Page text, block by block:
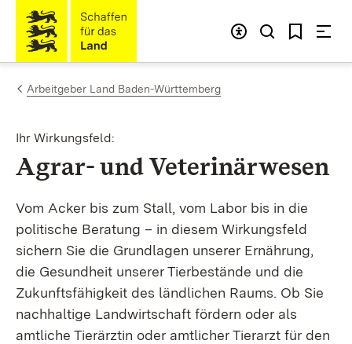
Zum Inhalt springen
Link zur Startseite
Arbeitgeber Land Baden-Württemberg
Ihr Wirkungsfeld:
Agrar- und Veterinärwesen
Vom Acker bis zum Stall, vom Labor bis in die
politische Beratung – in diesem Wirkungsfeld
sichern Sie die Grundlagen unserer Ernährung,
die Gesundheit unserer Tierbestände und die
Zukunftsfähigkeit des ländlichen Raums. Ob Sie
nachhaltige Landwirtschaft fördern oder als
amtliche Tierärztin oder amtlicher Tierarzt für den